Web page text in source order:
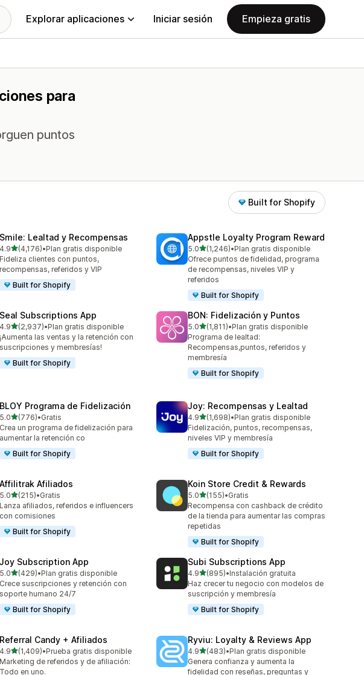
Explorar aplicaciones Iniciar sesión Empieza gratis
para
puntos
Built for Shopify
Smile: Lealtad y Recompensas
4.9de 5 estrellas
(4,176)
4176 reseñas en total
•Plan gratis disponible
Fideliza clientes con puntos,
recompensas, referidos y VIP
Built for Shopify
Appstle Loyalty Program Reward
5.0de 5 estrellas
(1,246)
1246 reseñas en total
•Plan gratis disponible
Ofrece puntos de fidelidad, programa
de recompensas, niveles VIP y
referidos
Built for Shopify
Seal Subscriptions App
4.9de 5 estrellas
(2,937)
reseñas en total
•Plan gratis disponible
¡Aumenta las ventas y la retención con
suscripciones y membresías!
Built for Shopify
BON: Fidelización y Puntos
5.0de 5 estrellas
(1,811)
1811 reseñas en total
•Plan gratis disponible
Programa de lealtad:
Recompensas,puntos, referidos y
membresía
Built for Shopify
BLOY Programa de Fidelización
5.0de 5 estrellas
(776)
776 reseñas en total
•Gratis
Crea un programa de fidelización para
aumentar la retención co
Built for Shopify
Joy: Recompensas y Lealtad
4.9de 5 estrellas
(1,698)
1698 reseñas en total
•Plan gratis disponible
Fidelización, puntos, recompensas,
niveles VIP y membresía
Built for Shopify
Affilitrak Afiliados
5.0de 5 estrellas
(215)
215 reseñas en total
•Gratis
Lanza afiliados, referidos e influencers
con comisiones
Built for Shopify
Koin Store Credit & Rewards
5.0de 5 estrellas
(155)
155 reseñas en total
•Gratis
Recompensa con cashback de crédito
de la tienda para aumentar las compras
repetidas
Built for Shopify
Joy Subscription App
5.0de 5 estrellas
(429)
429 reseñas en total
•Plan gratis disponible
Crece suscripciones y retención con
soporte humano 24/7
Built for Shopify
Subi Subscriptions App
4.9de 5 estrellas
(895)
895 reseñas en total
•Instalación gratuita
Haz crecer tu negocio con modelos de
suscripción y membresía
Built for Shopify
Referral Candy + Afiliados
4.9de 5 estrellas
(1,409)
1409 reseñas en total
•Prueba gratis disponible
Marketing de referidos y de afiliación:
Todo en uno.
Ryviu: Loyalty & Reviews App
4.9de 5 estrellas
(483)
483 reseñas en total
•Plan gratis disponible
Genera confianza y aumenta la
fidelidad con reseñas, preguntas y